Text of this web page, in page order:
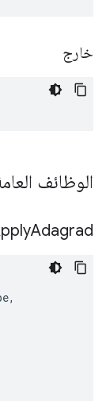
خارج
الوظائف
Adagrad
,